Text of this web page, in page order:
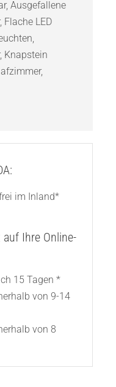
, Ausgefallene
, Flache LED
,
, Knapstein
,
im Inland*
Ihre Online-
15 Tagen *
von 9-14
von 8